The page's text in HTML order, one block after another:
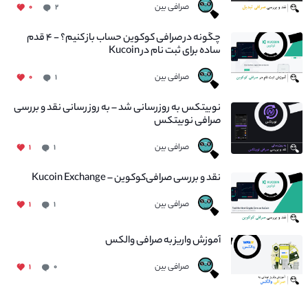
صرافی بین ۲ ۰
چگونه در صرافی کوکوین حساب باز کنیم؟ - ۴ قدم
ساده برای ثبت نام در Kucoin
صرافی بین ۱ ۰
نوبیتکس به روزرسانی شد – به روز رسانی نقد و بررسی
صرافی نوبیتکس
صرافی بین ۱ ۱
نقد و بررسی صرافی‌کوکوین – Kucoin Exchange
صرافی بین ۱ ۱
آموزش واریز به صرافی والکس
صرافی بین ۰ ۱